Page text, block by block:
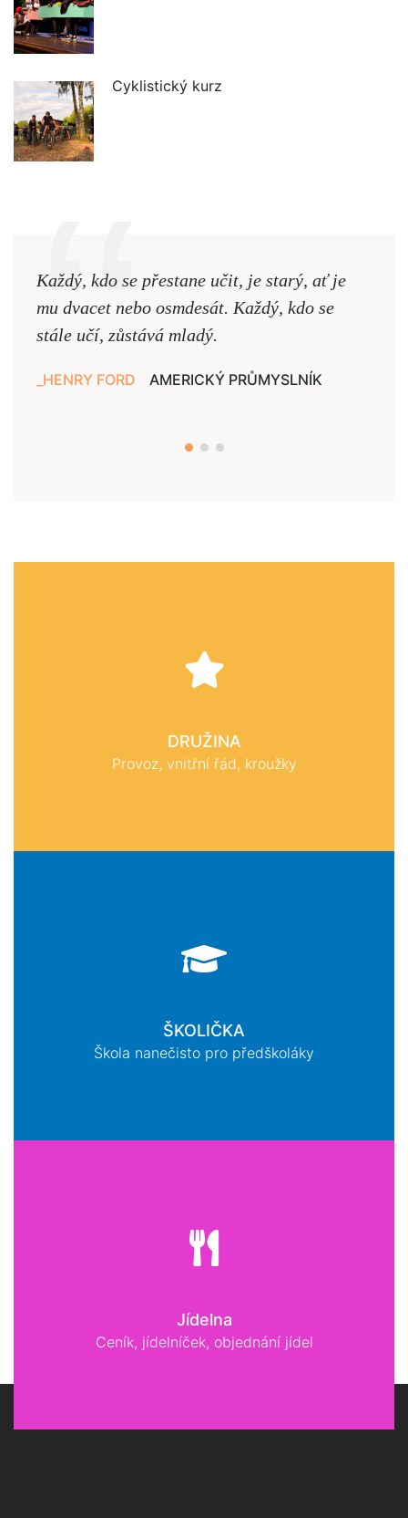
Cyklistický kurz
Každý, kdo se přestane učit, je starý, ať je
mu dvacet nebo osmdesát. Každý, kdo se
stále učí, zůstává mladý.
HENRY FORD AMERICKÝ PRŮMYSLNÍK
DRUŽINA
Provoz, vnitřní řád, kroužky
ŠKOLIČKA
Škola nanečisto pro předškoláky
Jídelna
Ceník, jídelníček, objednání jídel